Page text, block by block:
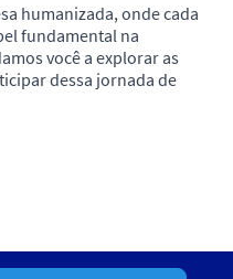
humanizada, onde cada
fundamental na
você a explorar as
dessa jornada de